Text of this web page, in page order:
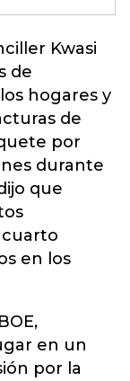
Kwasi
de
hogares y
de
por
durante
que
en los
en un
por la